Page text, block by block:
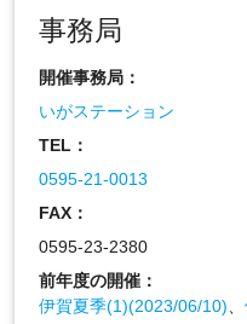
事務局
開催事務局：
いがステーション
TEL：
0595-21-0013
FAX：
0595-23-2380
前年度の開催：
伊賀夏季(1)(2023/06/10)